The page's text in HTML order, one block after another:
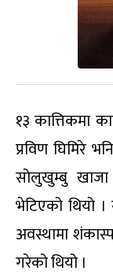
१३ कात्तिकमा
प्रविण घिमिरे
सोलुखुम्बु खाजा
भेटिएको थियो
अवस्थामा
गरेको थियो ।